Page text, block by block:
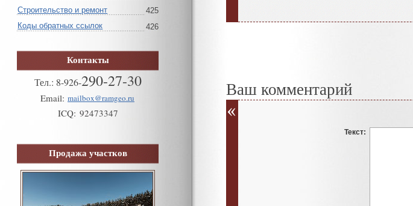
Строительство и ремонт
425
Коды обратных ссылок
426
Контакты
Тел.: 8-926-290-27-30
Email: mailbox@ramgeo.ru
ICQ: 92473347
Продажа участков
Ваш комментарий
Текст: